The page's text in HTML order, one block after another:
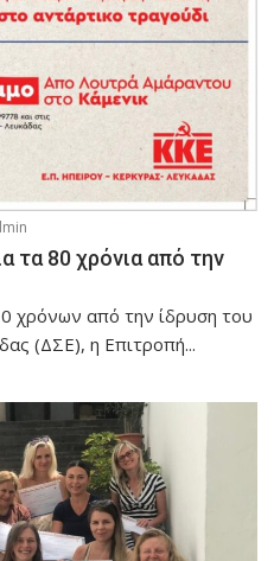
τα 80 χρόνια από την
χρόνων από την ίδρυση του
(ΔΣΕ), η Επιτροπή...